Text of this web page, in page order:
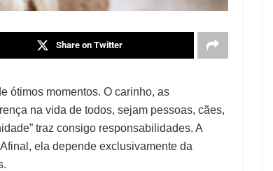
Share on Twitter
ótimos momentos. O carinho, as
na vida de todos, sejam pessoas, cães,
traz consigo responsabilidades. A
ela depende exclusivamente da